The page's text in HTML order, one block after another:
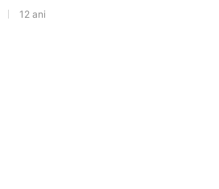
12 ani